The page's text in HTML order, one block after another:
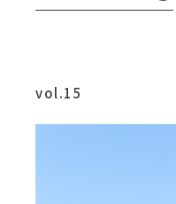
vol.15